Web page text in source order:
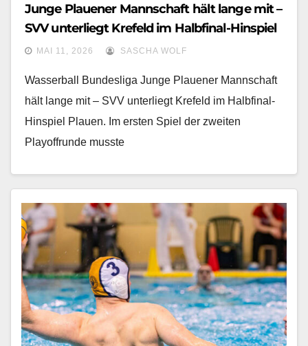
Junge Plauener Mannschaft hält lange mit –
SVV unterliegt Krefeld im Halbfinal-Hinspiel
MAI 11, 2026 SASCHA WOLF
Wasserball Bundesliga Junge Plauener Mannschaft
hält lange mit – SVV unterliegt Krefeld im Halbfinal-
Hinspiel Plauen. Im ersten Spiel der zweiten
Playoffrunde musste